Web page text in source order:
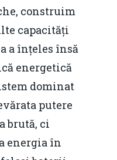
construim
capacități
a înțeles însă
energetică
dominat
putere
brută, ci
energia în